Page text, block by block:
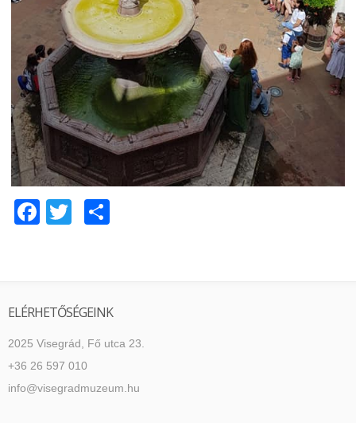
Facebook
Twitter
ELÉRHETŐSÉGEINK
2025 Visegrád, Fő utca 23.
+36 26 597 010
info@visegradmuzeum.hu